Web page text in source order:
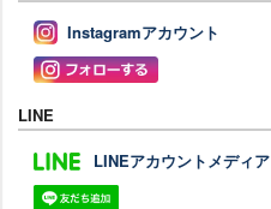
Instagramアカウント
LINE
LINEアカウントメディア